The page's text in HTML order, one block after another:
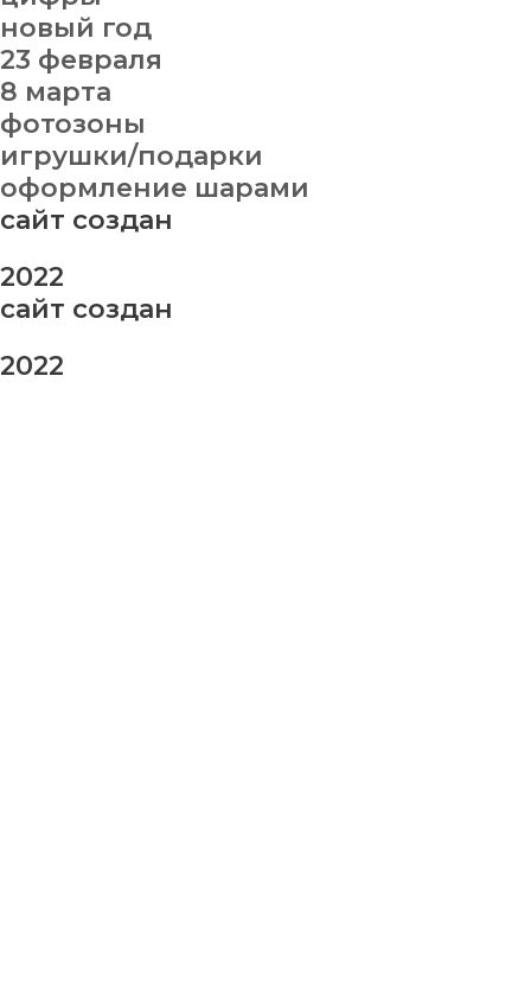
новый год
23 февраля
8 марта
фотозоны
игрушки/подарки
оформление шарами
сайт создан
2022
сайт создан
2022